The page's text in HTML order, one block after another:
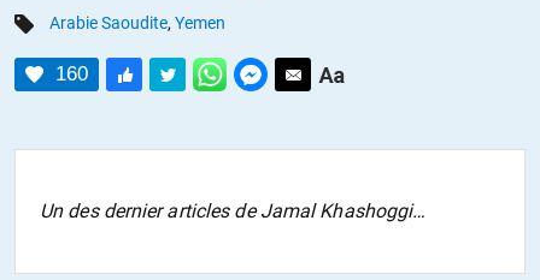
NOUS
Arabie Saoudite, Yemen
160
Un des dernier articles de Jamal Khashoggi…